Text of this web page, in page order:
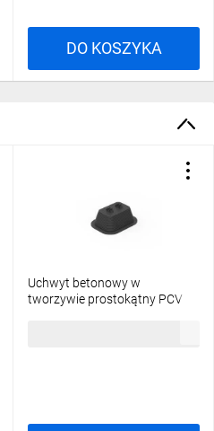
DO KOSZYKA
Uchwyt betonowy w
tworzywie prostokątny PCV